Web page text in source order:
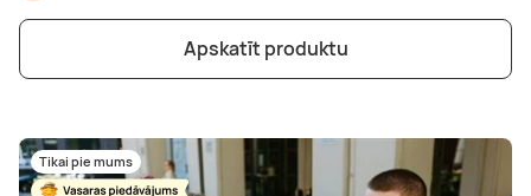
Apskatīt produktu
Tikai pie mums